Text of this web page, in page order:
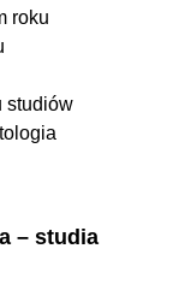
roku
studiów
– studia